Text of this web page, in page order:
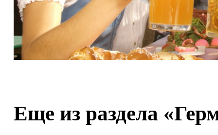
Еще из раздела